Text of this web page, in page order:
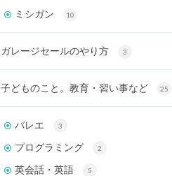
ミシガン 10
ガレージセールのやり方 3
子どものこと。教育・習い事など 25
バレエ 3
プログラミング 2
英会話・英語 5